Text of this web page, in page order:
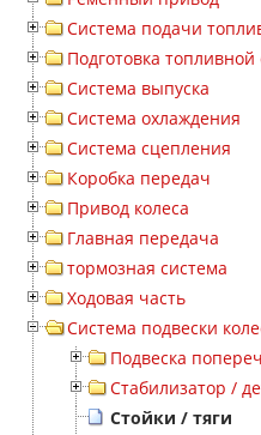
Система подачи
Подготовка топливной
Система выпуска
Система охлаждения
Система сцепления
Коробка передач
Привод колеса
Главная передача
тормозная система
Ходовая часть
Система подвески
Подвеска
Стабилизатор /
Стойки / тяги